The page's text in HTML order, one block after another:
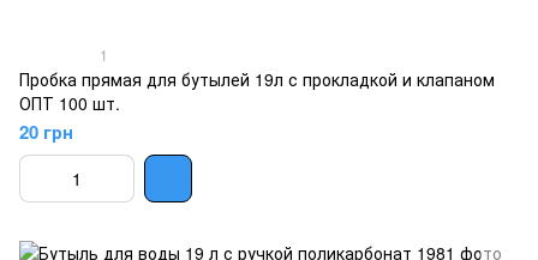
1
Пробка прямая для бутылей 19л с прокладкой и клапаном
ОПТ 100 шт.
20 грн